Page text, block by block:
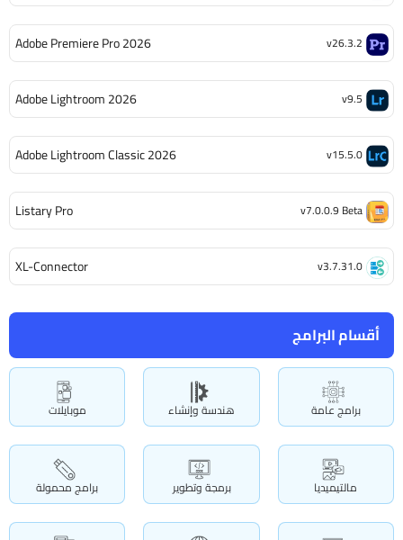
أقسام البرامج
برامج عامة هندسة وإنشاء موبايلات
مالتيميديا برمجة وتطوير برامج محمولة
Adobe Premiere Pro 2026 v26.3.2
Adobe Lightroom 2026 v9.5
Adobe Lightroom Classic 2026 v15.5.0
Listary Pro v7.0.0.9 Beta
XL-Connector v3.7.31.0